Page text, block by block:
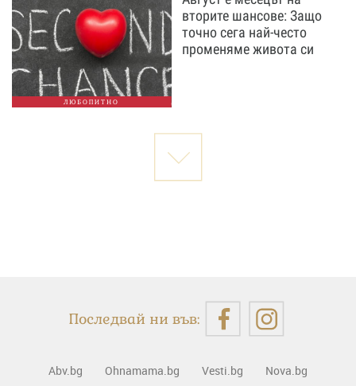
ЛЮБОПИТНО
вторите шансове: Защо
точно сега най-често
променяме живота си
Последвай ни във:
Abv.bg Ohnamama.bg Vesti.bg
Nova.bg